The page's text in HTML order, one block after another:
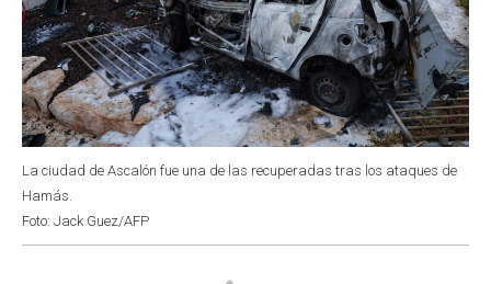
La ciudad de Ascalón fue una de las recuperadas tras los ataques de
Hamás.
Foto: Jack Guez/AFP